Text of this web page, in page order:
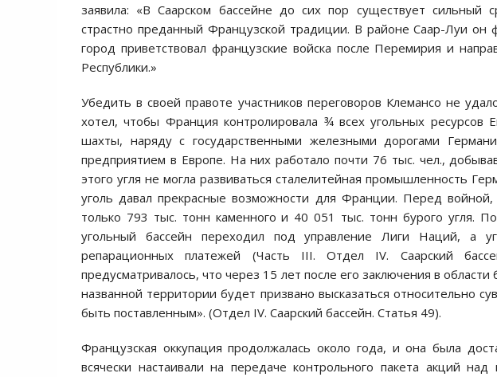
заявила: «В Саарском бассейне до сих пор существует сильный
страстно преданный Французской традиции. В районе Саар-Луи он
город приветствовал французские войска после Перемирия и
Республики.»
Убедить в своей правоте участников переговоров Клемансо не
хотел, чтобы Франция контролировала ¾ всех угольных ресурсов
шахты, наряду с государственными железными дорогами
предприятием в Европе. На них работало почти 76 тыс. чел.,
этого угля не могла развиваться сталелитейная промышленность
уголь давал прекрасные возможности для Франции. Перед
только 793 тыс. тонн каменного и 40 051 тыс. тонн бурого угля.
угольный бассейн переходил под управление Лиги Наций,
репарационных платежей (Часть III. Отдел IV. Саарский
предусматривалось, что через 15 лет после его заключения в
названной территории будет призвано высказаться относительно
быть поставленным». (Отдел IV. Саарский бассейн. Статья 49).
Французская оккупация продолжалась около года, и она была
всячески настаивали на передаче контрольного пакета акций